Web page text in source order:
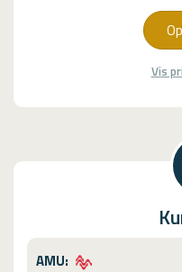
Vis
AMU: